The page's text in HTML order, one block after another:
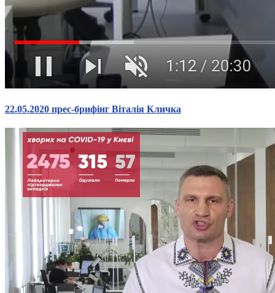
Реєстр перекладачів жестової мови Українського
товариства глухих
Підготовка перекладачів
"Сервіс УТОГ"
Атестація
Безбар'єрність для глухих
Вінницька область
Дніпропетровська область
Житомирська область
Закарпатська область
Запорізька область
Івано-Франківська область
Київська область
Кіровоградська область
Львівська область
Миколаївська область
Одеська область
Полтавська область
Рівненська область
22.05.2020 прес-брифінг Віталія Кличка